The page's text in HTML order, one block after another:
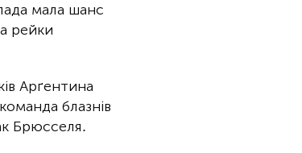
мала шанс
рейки
Арґентина
блазнів
Брюсселя.